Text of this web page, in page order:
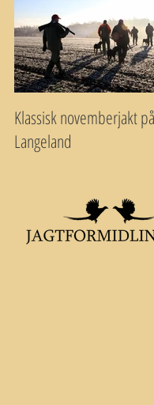
Klassisk novemberjakt
Langeland